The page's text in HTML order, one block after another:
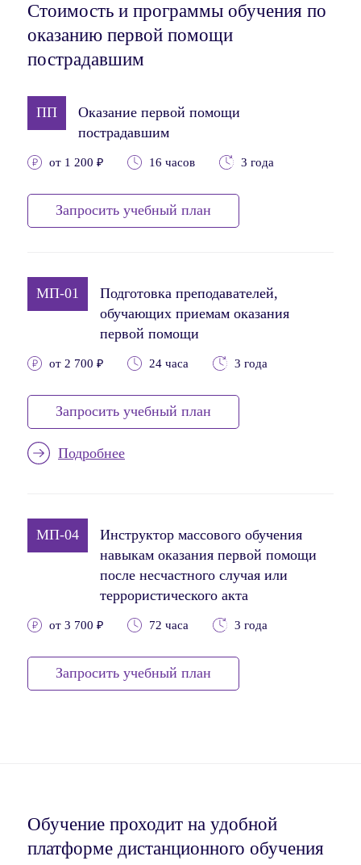
Стоимость и программы обучения по
оказанию первой помощи
пострадавшим
ПП
Оказание первой помощи
пострадавшим
от 1 200 ₽ 16 часов 3 года
Запросить учебный план
МП-01
Подготовка преподавателей,
обучающих приемам оказания
первой помощи
от 2 700 ₽ 24 часа 3 года
Запросить учебный план
Подробнее
МП-04
Инструктор массового обучения
навыкам оказания первой помощи
после несчастного случая или
террористического акта
от 3 700 ₽ 72 часа 3 года
Запросить учебный план
Обучение проходит на удобной
платформе дистанционного обучения